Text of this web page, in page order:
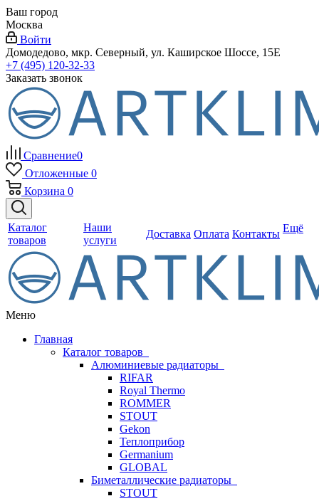
Ваш город
Москва
Войти
Домодедово, мкр. Северный, ул. Каширское Шоссе, 15Е
+7 (495) 120-32-33
Заказать звонок
Сравнение0
Отложенные 0
Корзина 0
Каталог
товаров
Наши
услуги
Доставка Оплата Контакты Ещё
Меню
Главная
Каталог товаров
Алюминиевые радиаторы
RIFAR
Royal Thermo
ROMMER
STOUT
Gekon
Теплоприбор
Germanium
GLOBAL
Биметаллические радиаторы
STOUT